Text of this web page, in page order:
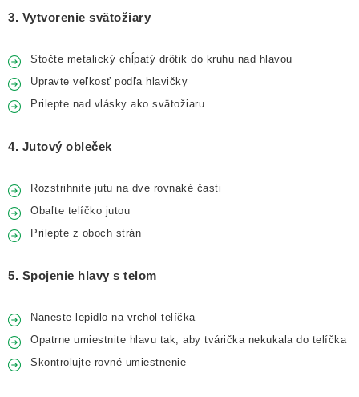
3. Vytvorenie svätožiary
Stočte metalický chĺpatý drôtik do kruhu nad hlavou
Upravte veľkosť podľa hlavičky
Prilepte nad vlásky ako svätožiaru
4. Jutový obleček
Rozstrihnite jutu na dve rovnaké časti
Obaľte telíčko jutou
Prilepte z oboch strán
5. Spojenie hlavy s telom
Naneste lepidlo na vrchol telíčka
Opatrne umiestnite hlavu tak, aby tvárička nekukala do telíčka
Skontrolujte rovné umiestnenie